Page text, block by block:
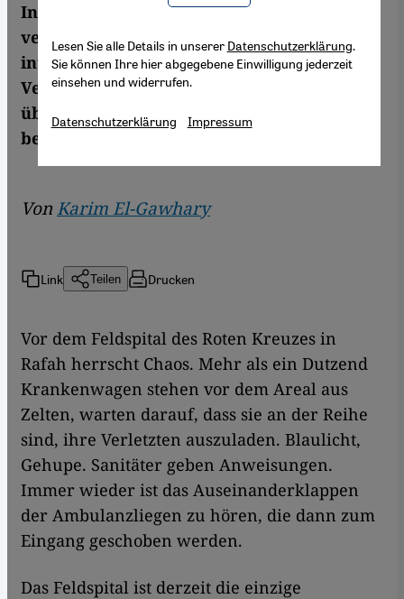
In einem Feldkrankenhaus in Rafah
versorgen palästinensische und
internationale Mitarbeitende tausende
Verletzte. „Es ist ein Wunder, dass ich
überlebt habe“, erzählt eine Patientin, der
beide Beine amputiert werden mussten.
Von Karim El-Gawhary
Link Teilen Drucken
Vor dem Feldspital des Roten Kreuzes in
Rafah herrscht Chaos. Mehr als ein Dutzend
Krankenwagen stehen vor dem Areal aus
Zelten, warten darauf, dass sie an der Reihe
sind, ihre Verletzten auszuladen. Blaulicht,
Gehupe. Sanitäter geben Anweisungen.
Immer wieder ist das Auseinanderklappen
der Ambulanzliegen zu hören, die dann zum
Eingang geschoben werden.
Das Feldspital ist derzeit die einzige
Lesen Sie alle Details in unserer Datenschutzerklärung.
Sie können Ihre hier abgegebene Einwilligung jederzeit
einsehen und widerrufen.
Datenschutzerklärung Impressum